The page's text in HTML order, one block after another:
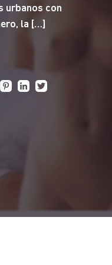
urbanos con
la […]